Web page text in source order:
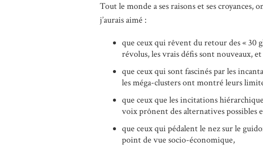
Tout le monde a ses raisons et ses croyances,
j’aurais aimé :
que ceux qui rêvent du retour des « 30
révolus, les vrais défis sont nouveaux,
que ceux qui sont fascinés par les
les méga-clusters ont montré leurs
que ceux que les incitations
voix prônent des alternatives possibles
que ceux qui pédalent le nez sur le
point de vue socio-économique,